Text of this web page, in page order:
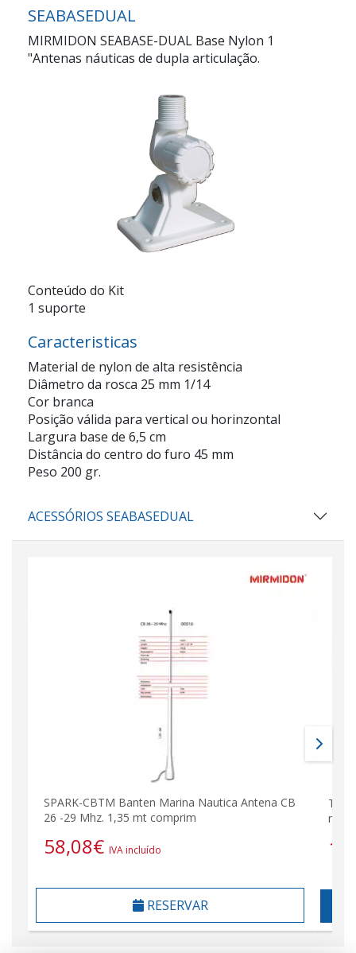
SEABASEDUAL
MIRMIDON SEABASE-DUAL Base Nylon 1
"Antenas náuticas de dupla articulação.
Conteúdo do Kit
1 suporte
Caracteristicas
Material de nylon de alta resistência
Diâmetro da rosca 25 mm 1/14
Cor branca
Posição válida para vertical ou horinzontal
Largura base de 6,5 cm
Distância do centro do furo 45 mm
Peso 200 gr.
ACESSÓRIOS SEABASEDUAL
SPARK-CBTM Banten Marina Nautica Antena CB
26 -29 Mhz. 1,35 mt comprim
58,08€ IVA incluído
RESERVAR